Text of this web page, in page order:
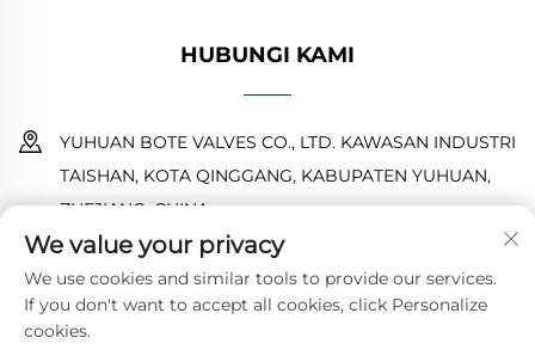
HUBUNGI KAMI
YUHUAN BOTE VALVES CO., LTD. KAWASAN INDUSTRI
TAISHAN, KOTA QINGGANG, KABUPATEN YUHUAN,
ZHEJIANG, CHINA
18968473237
[email protected]
We value your privacy
We use cookies and similar tools to provide our services.
If you don't want to accept all cookies, click Personalize
cookies.